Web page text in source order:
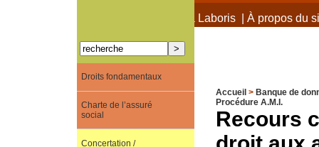
À propos de Terra Laboris| À propos du
Accueil > Banque de
Procédure A.M.I.
Recours
Droits fondamentaux
Charte de l’assuré
social
Concertation /